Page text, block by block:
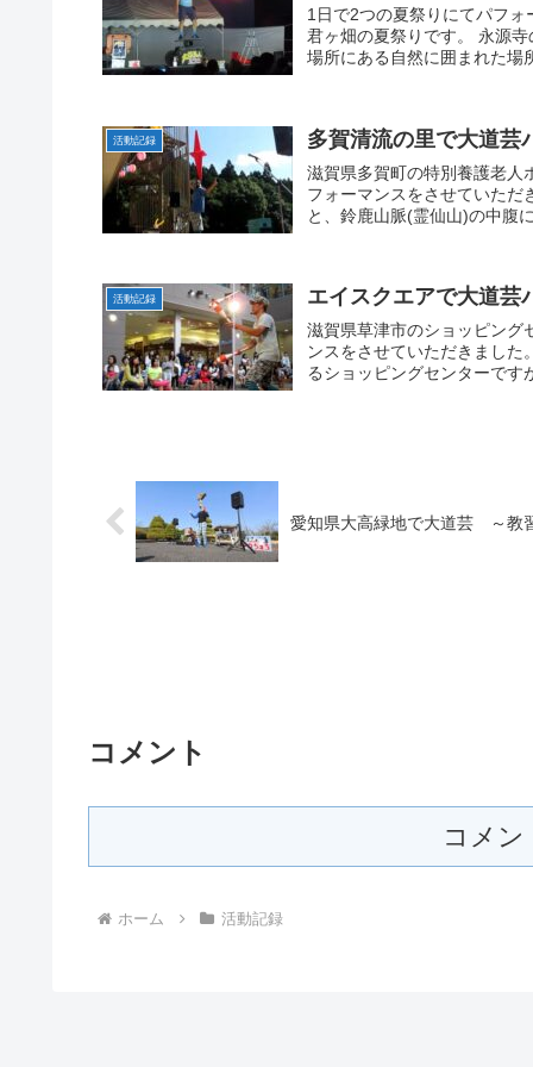
1日で2つの夏祭りにてパフ
君ヶ畑の夏祭りです。 永源
場所にある自然に囲まれた場
活動記録 多賀清流の里で大道芸
滋賀県多賀町の特別養護老人
フォーマンスをさせていただ
と、鈴鹿山脈(霊仙山)の中腹
活動記録 エイスクエアで大道芸
滋賀県草津市のショッピング
ンスをさせていただきまし
るショッピングセンターです
愛知県大高緑地で大道芸 ～教
コメント
コメン
ホーム 活動記録